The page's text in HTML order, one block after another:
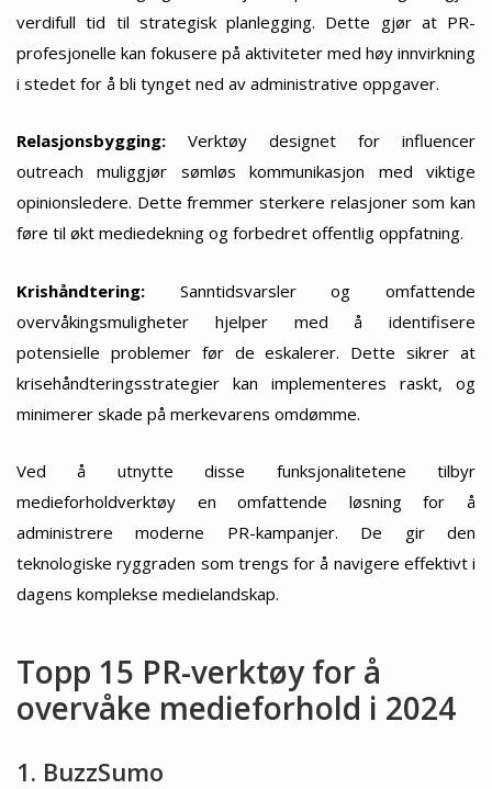
verdifull tid til strategisk planlegging. Dette gjør at PR-
profesjonelle kan fokusere på aktiviteter med høy innvirkning
i stedet for å bli tynget ned av administrative oppgaver.
Relasjonsbygging: Verktøy designet for influencer
outreach muliggjør sømløs kommunikasjon med viktige
opinionsledere. Dette fremmer sterkere relasjoner som kan
føre til økt mediedekning og forbedret offentlig oppfatning.
Krishåndtering: Sanntidsvarsler og omfattende
overvåkingsmuligheter hjelper med å identifisere
potensielle problemer før de eskalerer. Dette sikrer at
krisehåndteringsstrategier kan implementeres raskt, og
minimerer skade på merkevarens omdømme.
Ved å utnytte disse funksjonalitetene tilbyr
medieforholdverktøy en omfattende løsning for å
administrere moderne PR-kampanjer. De gir den
teknologiske ryggraden som trengs for å navigere effektivt i
dagens komplekse medielandskap.
Topp 15 PR-verktøy for å
overvåke medieforhold i 2024
1. BuzzSumo